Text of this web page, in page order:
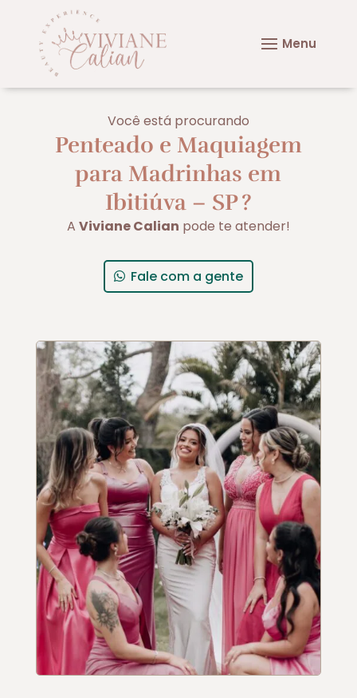
Você está procurando
Penteado e Maquiagem
para Madrinhas em
Ibitiúva – SP?
A Viviane Calian pode te atender!
Fale com a gente